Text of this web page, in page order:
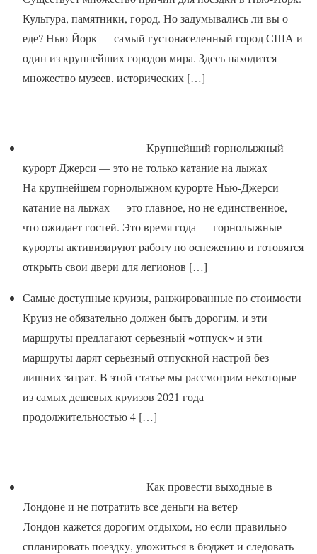
Культура, памятники, город. Но задумывались ли вы о
еде? Нью-Йорк — самый густонаселенный город США и
один из крупнейших городов мира. Здесь находится
множество музеев, исторических […]
Крупнейший горнолыжный
курорт Джерси — это не только катание на лыжах
На крупнейшем горнолыжном курорте Нью-Джерси
катание на лыжах — это главное, но не единственное,
что ожидает гостей. Это время года — горнолыжные
курорты активизируют работу по оснежению и готовятся
открыть свои двери для легионов […]
Самые доступные круизы, ранжированные по стоимости
Круиз не обязательно должен быть дорогим, и эти
маршруты предлагают серьезный ~отпуск~ и эти
маршруты дарят серьезный отпускной настрой без
лишних затрат. В этой статье мы рассмотрим некоторые
из самых дешевых круизов 2021 года
продолжительностью 4 […]
Как провести выходные в
Лондоне и не потратить все деньги на ветер
Лондон кажется дорогим отдыхом, но если правильно
спланировать поездку, уложиться в бюджет и следовать